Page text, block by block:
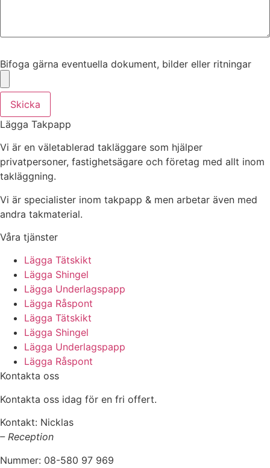
Bifoga gärna eventuella dokument, bilder eller ritningar
Skicka
Lägga Takpapp
Vi är en väletablerad takläggare som hjälper
privatpersoner, fastighetsägare och företag med allt inom
takläggning.
Vi är specialister inom takpapp & men arbetar även med
andra takmaterial.
Våra tjänster
Lägga Tätskikt
Lägga Shingel
Lägga Underlagspapp
Lägga Råspont
Lägga Tätskikt
Lägga Shingel
Lägga Underlagspapp
Lägga Råspont
Kontakta oss
Kontakta oss idag för en fri offert.
Kontakt: Nicklas
– Reception
Nummer: 08-580 97 969